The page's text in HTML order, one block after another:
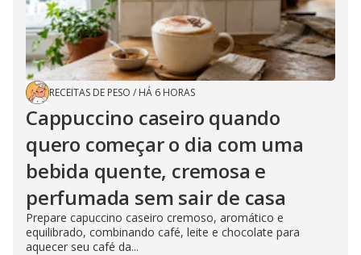
RECEITAS DE PESO / HÁ 6 HORAS
Cappuccino caseiro quando
quero começar o dia com uma
bebida quente, cremosa e
perfumada sem sair de casa
Prepare capuccino caseiro cremoso, aromático e
equilibrado, combinando café, leite e chocolate para
aquecer seu café da...